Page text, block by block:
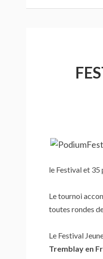
le Festival et 35
Le tournoi
toutes rondes
Le Festival
Tremblay en